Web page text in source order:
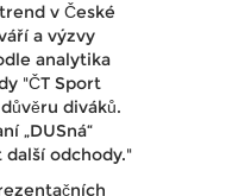
v České
a výzvy
analytika
"ČT Sport
diváků.
„DUSná“
odchody."